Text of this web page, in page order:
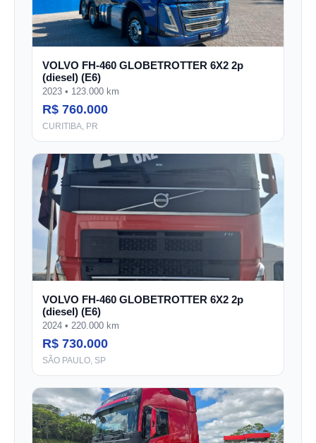
VOLVO FH-460 GLOBETROTTER 6X2 2p
(diesel) (E6)
2023 • 123.000 km
R$ 760.000
CURITIBA, PR
VOLVO FH-460 GLOBETROTTER 6X2 2p
(diesel) (E6)
2024 • 220.000 km
R$ 730.000
SÃO PAULO, SP